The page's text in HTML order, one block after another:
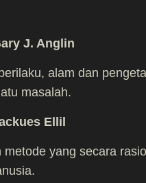
J. Anglin
alam dan
masalah.
Ellil
yang secara